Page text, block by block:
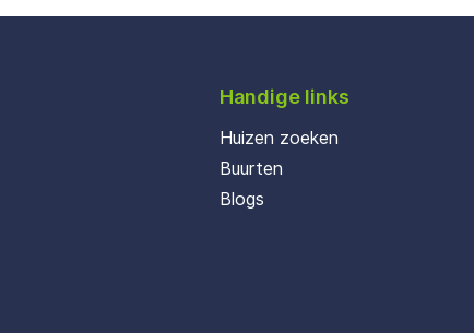
Handige links
Huizen zoeken
Buurten
Blogs